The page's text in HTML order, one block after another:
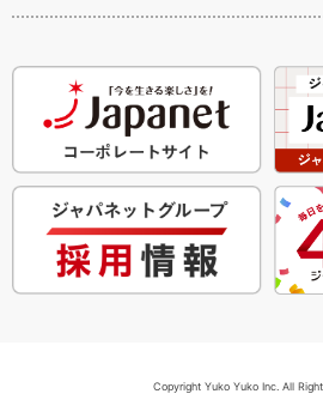
Copyright Yuko Yuko Inc. All